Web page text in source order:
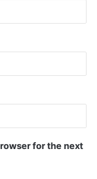
for the next